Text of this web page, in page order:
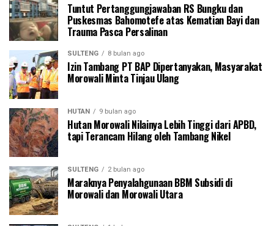
Tuntut Pertanggungjawaban RS Bungku dan
Puskesmas Bahomotefe atas Kematian Bayi dan
Trauma Pasca Persalinan
SULTENG 8 bulan ago
Izin Tambang PT BAP Dipertanyakan, Masyarakat
Morowali Minta Tinjau Ulang
HUTAN 9 bulan ago
Hutan Morowali Nilainya Lebih Tinggi dari APBD,
tapi Terancam Hilang oleh Tambang Nikel
SULTENG 2 bulan ago
Maraknya Penyalahgunaan BBM Subsidi di
Morowali dan Morowali Utara